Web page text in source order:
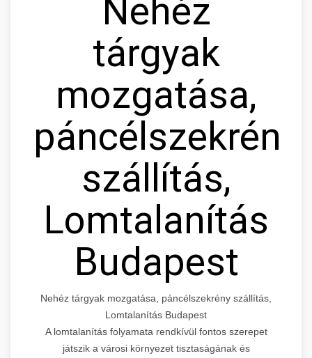
Nehéz
tárgyak
mozgatása,
páncélszekrény
szállítás,
Lomtalanítás
Budapest
Nehéz tárgyak mozgatása, páncélszekrény szállítás,
Lomtalanítás Budapest
A lomtalanítás folyamata rendkívül fontos szerepet
játszik a városi környezet tisztaságának és